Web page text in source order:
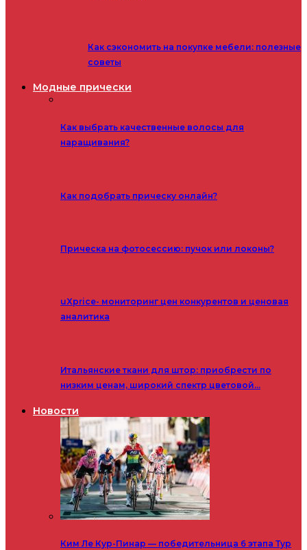
Как сэкономить на покупке мебели: полезные
советы
Модные прически
Как выбрать качественные волосы для
наращивания?
Как подобрать прическу онлайн?
Прическа на фотосессию: пучок или локоны?
uXprice- мониторинг цен конкурентов и ценовая
аналитика
Итальянские ткани для штор: приобрести по
низким ценам, широкий спектр цветовой…
Новости
Ким Ле Кур-Пинар — победительница 6 этапа Тур